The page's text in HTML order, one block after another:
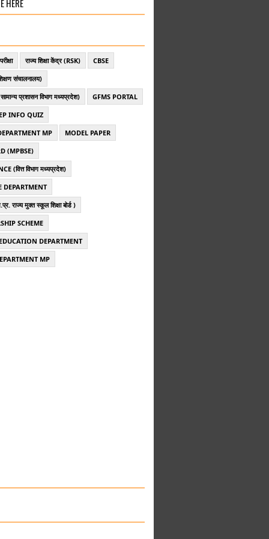
HERE
राज्य शिक्षा केंद्र (RSK)
CBSE
संचालनालय)
प्रशासन विभाग मध्यप्रदेश)
GFMS PORTAL
INFO QUIZ
MP
MODEL PAPER
(MPBSE)
(वित्त विभाग मध्यप्रदेश)
DEPARTMENT
राज्य मुक्त स्कूल शिक्षा बोर्ड )
SCHEME
DEPARTMENT
MP